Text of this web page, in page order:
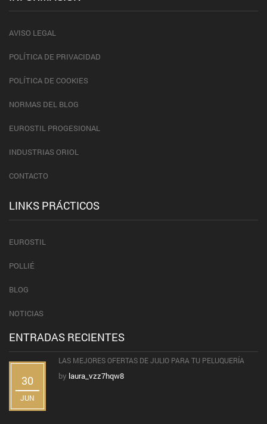
AVISO LEGAL
POLÍTICA DE PRIVACIDAD
POLÍTICA DE COOKIES
NORMAS DEL BLOG
EUROSTIL PROGESIONAL
INDUSTRIAS ORIOL
CONTACTO
LINKS PRÁCTICOS
EUROSTIL
POLLIÉ
BLOG
NOTICIAS
ENTRADAS RECIENTES
30
JUN
LAS MEJORES OFERTAS DE JULIO PARA TU PELUQUERÍA
by laura_vzz7hqw8